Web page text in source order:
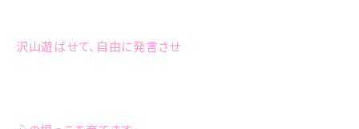
沢山遊ばせて、自由に発言させ